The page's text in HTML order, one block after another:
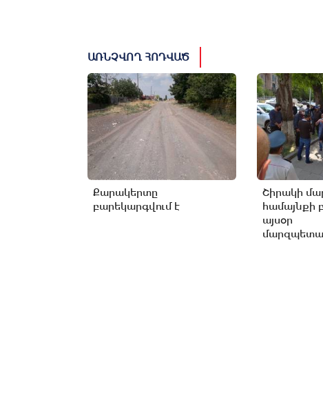
ԱՌՆՉՎՈՂ ՀՈԴՎԱԾ
Քարակերտը
բարեկարգվում է
Շիրակի
համայնքի
այսօր